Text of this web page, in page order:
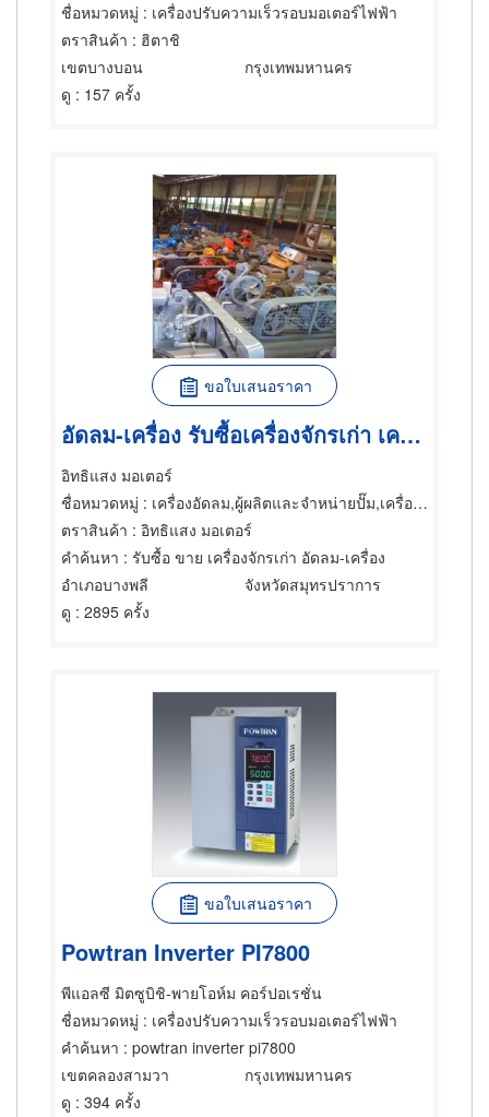
ชื่อหมวดหมู่ : เครื่องปรับความเร็วรอบมอเตอร์ไฟฟ้า
ตราสินค้า : ฮิตาชิ
เขตบางบอน
กรุงเทพมหานคร
ดู : 157 ครั้ง
ขอใบเสนอราคา
อัดลม-เครื่อง รับซื้อเครื่องจักรเก่า เครื่องปั๊มลมเก่า
อิทธิแสง มอเตอร์
ชื่อหมวดหมู่ : เครื่องอัดลม,ผู้ผลิตและจำหน่ายปั๊ม,เครื่องปรับความเร็วรอบมอเตอร์ไฟฟ้า
ตราสินค้า : อิทธิแสง มอเตอร์
คำค้นหา : รับซื้อ ขาย เครื่องจักรเก่า อัดลม-เครื่อง
อำเภอบางพลี
จังหวัดสมุทรปราการ
ดู : 2895 ครั้ง
ขอใบเสนอราคา
Powtran Inverter PI7800
พีแอลซี มิตซูบิชิ-พายโอห์ม คอร์ปอเรชั่น
ชื่อหมวดหมู่ : เครื่องปรับความเร็วรอบมอเตอร์ไฟฟ้า
คำค้นหา : powtran inverter pi7800
เขตคลองสามวา
กรุงเทพมหานคร
ดู : 394 ครั้ง